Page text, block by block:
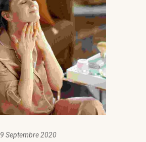
9 Septembre 2020